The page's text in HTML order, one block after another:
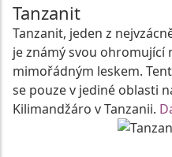
Tanzanit
Tanzanit, jeden z
je známý svou
mimořádným leskem.
se pouze v jediné oblasti
Kilimandžáro v Tanzanii.